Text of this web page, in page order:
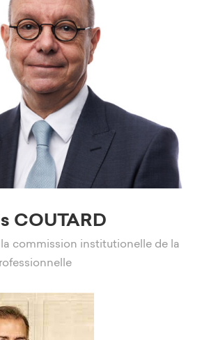
COUTARD
commission institutionelle de la